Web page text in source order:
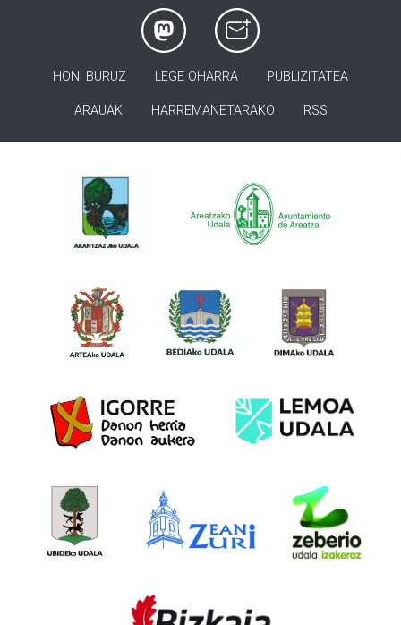
HONI BURUZ LEGE OHARRA PUBLIZITATEA
ARAUAK HARREMANETARAKO RSS